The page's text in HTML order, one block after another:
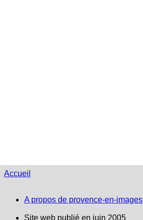
Accueil
A propos de provence-en-images
Site web publié en juin 2005